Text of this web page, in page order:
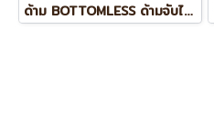
ด้าม BOTTOMLESS ด้ามจับไม้ BREVILLE BES878/870